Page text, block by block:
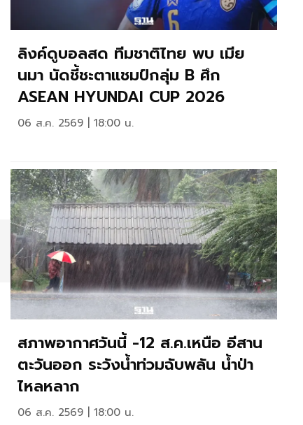
ลิงค์ดูบอลสด ทีมชาติไทย พบ เมีย
นมา นัดชี้ชะตาแชมป์กลุ่ม B ศึก
ASEAN HYUNDAI CUP 2026
06 ส.ค. 2569 | 18:00 น.
สภาพอากาศวันนี้ -12 ส.ค.เหนือ อีสาน
ตะวันออก ระวังน้ำท่วมฉับพลัน น้ำป่า
ไหลหลาก
06 ส.ค. 2569 | 18:00 น.